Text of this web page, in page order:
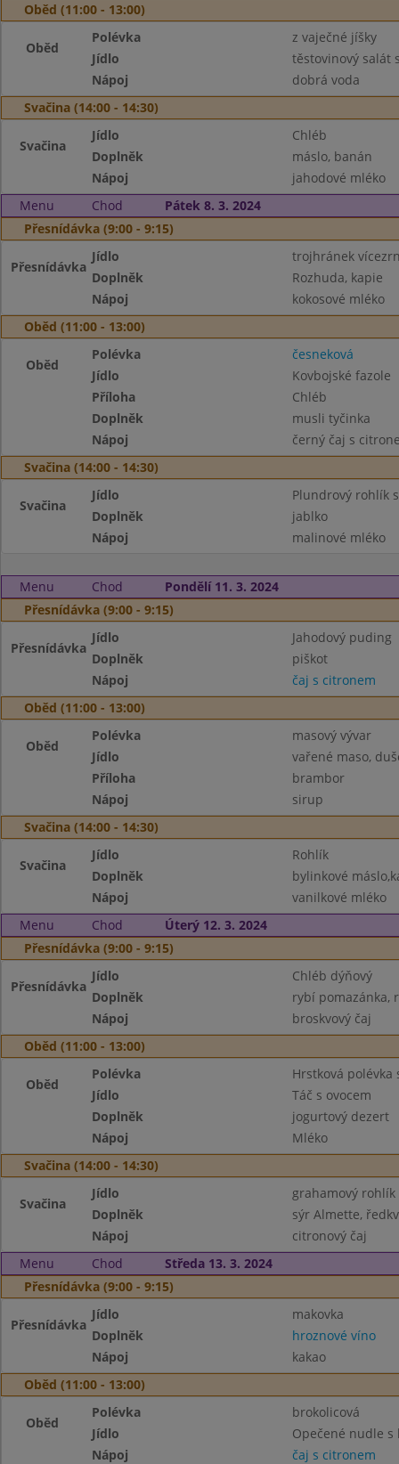
Oběd (11:00 - 13:00)
Oběd
Polévka
z vaječné jíšky
Jídlo
těstovinový salát
Nápoj
dobrá voda
Svačina (14:00 - 14:30)
Svačina
Jídlo
Chléb
Doplněk
máslo, banán
Nápoj
jahodové mléko
Menu
Chod
Pátek 8. 3. 2024
Přesnídávka (9:00 - 9:15)
Přesnídávka
Jídlo
trojhránek
Doplněk
Rozhuda, kapie
Nápoj
kokosové mléko
Oběd (11:00 - 13:00)
Oběd
Polévka
česneková
Jídlo
Kovbojské fazole
Příloha
Chléb
Doplněk
musli tyčinka
Nápoj
černý čaj s
Svačina (14:00 - 14:30)
Svačina
Jídlo
Plundrový rohlík
Doplněk
jablko
Nápoj
malinové mléko
Menu Chod
Pondělí 11. 3. 2024
Přesnídávka (9:00 - 9:15)
Přesnídávka
Jídlo
Jahodový puding
Doplněk
piškot
Nápoj
čaj s citronem
Oběd (11:00 - 13:00)
Oběd
Polévka
masový vývar
Jídlo
vařené maso,
Příloha
brambor
Nápoj
sirup
Svačina (14:00 - 14:30)
Svačina
Jídlo
Rohlík
Doplněk
bylinkové
Nápoj
vanilkové mléko
Menu
Chod
Úterý 12. 3. 2024
Přesnídávka (9:00 - 9:15)
Přesnídávka
Jídlo
Chléb dýňový
Doplněk
rybí pomazánka,
Nápoj
broskvový čaj
Oběd (11:00 - 13:00)
Oběd
Polévka
Hrstková
Jídlo
Táč s ovocem
Doplněk
jogurtový dezert
Nápoj
Mléko
Svačina (14:00 - 14:30)
Svačina
Jídlo
grahamový rohlík
Doplněk
sýr Almette,
Nápoj
citronový čaj
Menu
Chod
Středa 13. 3. 2024
Přesnídávka (9:00 - 9:15)
Přesnídávka
Jídlo
makovka
Doplněk
hroznové víno
Nápoj
kakao
Oběd (11:00 - 13:00)
Oběd
Polévka
brokolicová
Jídlo
Opečené nudle
Nápoj
čaj s citronem